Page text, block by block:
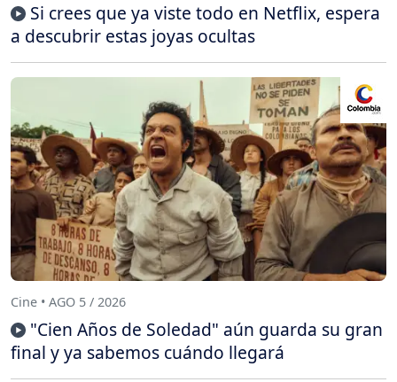
Si crees que ya viste todo en Netflix, espera
a descubrir estas joyas ocultas
Cine • AGO 5 / 2026
"Cien Años de Soledad" aún guarda su gran
final y ya sabemos cuándo llegará